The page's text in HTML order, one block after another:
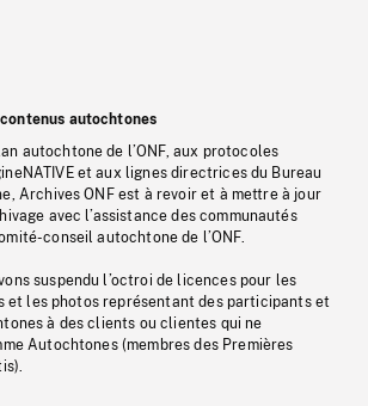
autochtones
autochtone de l’ONF, aux protocoles
et aux lignes directrices du Bureau
Archives ONF est à revoir et à mettre à jour
avec l’assistance des communautés
conseil autochtone de l’ONF.
suspendu l’octroi de licences pour les
et les photos représentant des participants et
à des clients ou clientes qui ne
Autochtones (membres des Premières